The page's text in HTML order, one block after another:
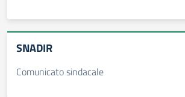
SNADIR
Comunicato sindacale